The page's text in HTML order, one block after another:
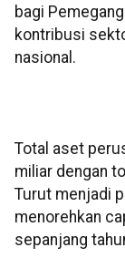
bagi
kontribusi
nasional.
Total aset
miliar dengan
Turut menjadi
menorehkan
sepanjang